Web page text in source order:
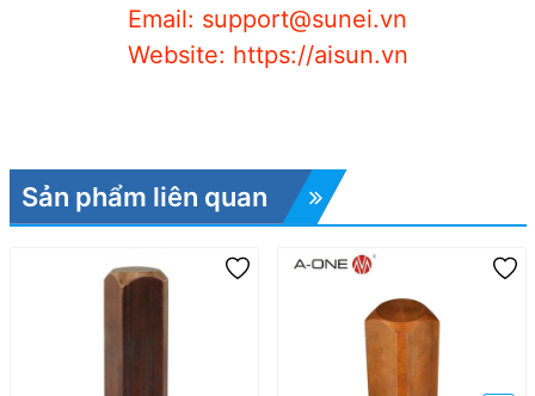
Email: support@sunei.vn
Website: https://aisun.vn
Sản phẩm liên quan